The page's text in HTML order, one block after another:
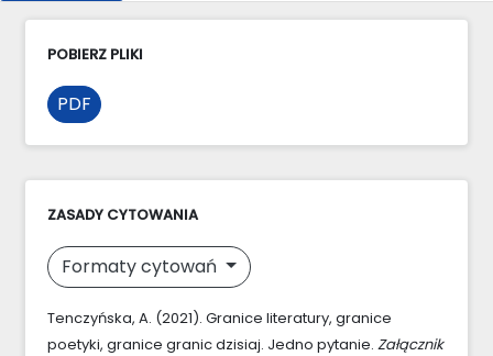
POBIERZ PLIKI
PDF
ZASADY CYTOWANIA
Formaty cytowań
Tenczyńska, A. (2021). Granice literatury, granice
poetyki, granice granic dzisiaj. Jedno pytanie. Załącznik